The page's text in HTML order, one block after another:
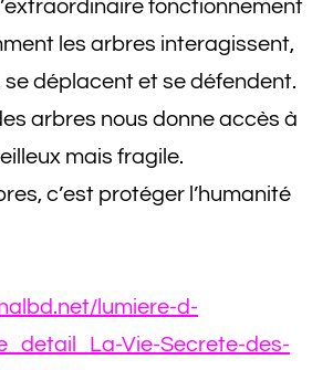
fonctionnement
les arbres interagissent,
déplacent et se défendent.
arbres nous donne accès à
mais fragile.
c’est protéger l’humanité
lumiere-d-
Vie-Secrete-des-